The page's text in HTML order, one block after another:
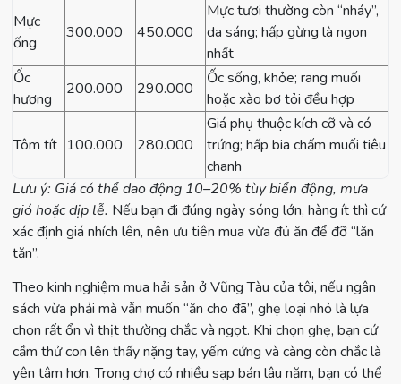
Mực
ống
300.000 450.000
Mực tươi thường còn “nháy”,
da sáng; hấp gừng là ngon
nhất
Ốc
hương
200.000 290.000
Ốc sống, khỏe; rang muối
hoặc xào bơ tỏi đều hợp
Tôm tít 100.000 280.000
Giá phụ thuộc kích cỡ và có
trứng; hấp bia chấm muối tiêu
chanh
Lưu ý: Giá có thể dao động 10–20% tùy biển động, mưa
gió hoặc dịp lễ. Nếu bạn đi đúng ngày sóng lớn, hàng ít thì cứ
xác định giá nhích lên, nên ưu tiên mua vừa đủ ăn để đỡ “lăn
tăn”.
Theo kinh nghiệm mua hải sản ở Vũng Tàu của tôi, nếu ngân
sách vừa phải mà vẫn muốn “ăn cho đã”, ghẹ loại nhỏ là lựa
chọn rất ổn vì thịt thường chắc và ngọt. Khi chọn ghẹ, bạn cứ
cầm thử con lên thấy nặng tay, yếm cứng và càng còn chắc là
yên tâm hơn. Trong chợ có nhiều sạp bán lâu năm, bạn có thể